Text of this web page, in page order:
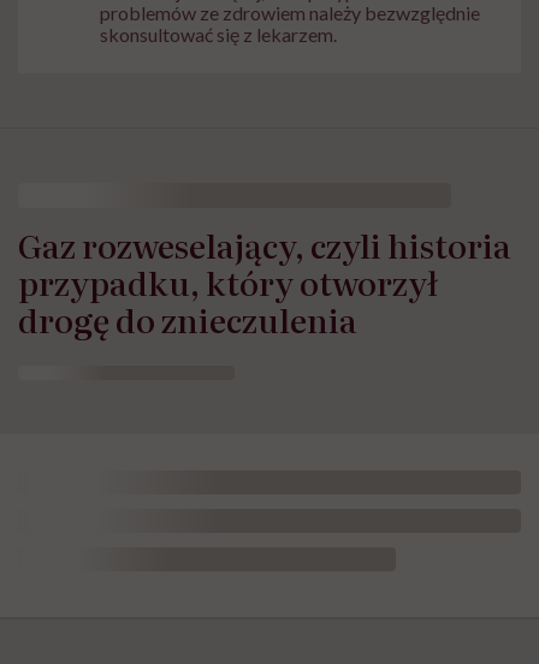
problemów ze zdrowiem należy bezwzględnie
skonsultować się z lekarzem.
Gaz rozweselający, czyli historia
przypadku, który otworzył
drogę do znieczulenia